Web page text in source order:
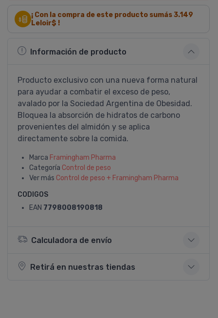
¡ Con la compra de este producto sumás3.149
Leloir$ !
Información de producto
Producto exclusivo con una nueva forma natural
para ayudar a combatir el exceso de peso,
avalado por la Sociedad Argentina de Obesidad.
Bloquea la absorción de hidratos de carbono
provenientes del almidón y se aplica
directamente sobre la comida.
Marca Framingham Pharma
Categoría Control de peso
Ver más Control de peso + Framingham Pharma
CODIGOS
EAN 7798008190818
Calculadora de envío
Retirá en nuestras tiendas